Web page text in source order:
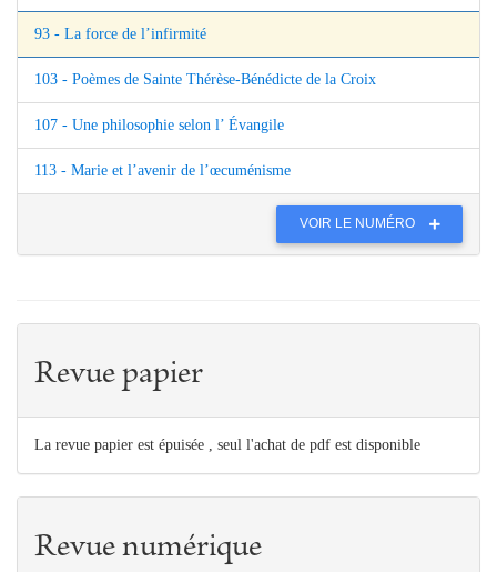
93 - La force de l’infirmité
103 - Poèmes de Sainte Thérèse-Bénédicte de la Croix
107 - Une philosophie selon l’ Évangile
113 - Marie et l’avenir de l’œcuménisme
VOIR LE NUMÉRO
Revue papier
La revue papier est épuisée , seul l'achat de pdf est disponible
Revue numérique